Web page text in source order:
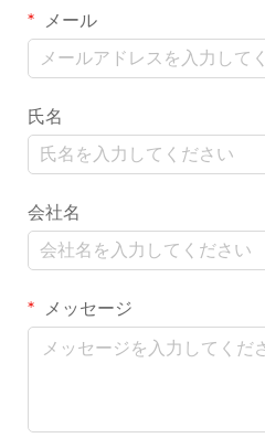
メール
氏名
会社名
メッセージ